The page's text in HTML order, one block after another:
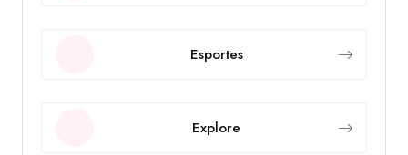
Esportes
Explore